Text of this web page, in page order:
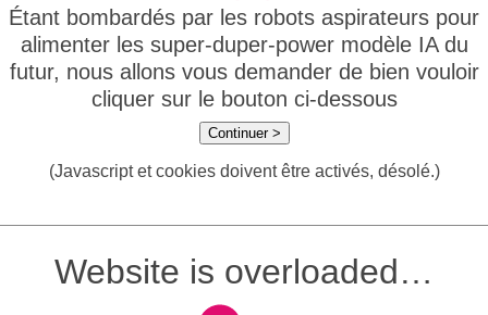
Étant bombardés par les robots aspirateurs pour
alimenter les super-duper-power modèle IA du
futur, nous allons vous demander de bien vouloir
cliquer sur le bouton ci-dessous
Continuer >
(Javascript et cookies doivent être activés, désolé.)
Website is overloaded…